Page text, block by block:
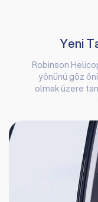
Yeni
Robinson
yönünü göz
olmak üzere